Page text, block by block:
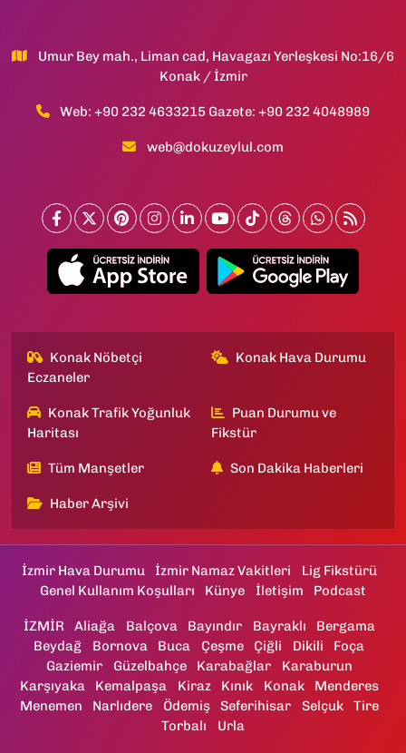
Umur Bey mah., Liman cad, Havagazı Yerleşkesi No:16/6
Konak / İzmir
Web: +90 232 4633215 Gazete: +90 232 4048989
web@dokuzeylul.com
Konak Nöbetçi
Eczaneler
Konak Hava Durumu
Konak Trafik Yoğunluk
Haritası
Puan Durumu ve
Fikstür
Tüm Manşetler Son Dakika Haberleri
Haber Arşivi
İzmir Hava Durumu İzmir Namaz Vakitleri
Lig Fikstürü
Genel Kullanım Koşulları
Künye İletişim Podcast
İZMİR Aliağa Balçova Bayındır Bayraklı
Bergama
Beydağ
Bornova Buca Çeşme Çiğli Dikili
Foça
Gaziemir
Güzelbahçe Karabağlar
Karaburun
Karşıyaka
Kemalpaşa Kiraz Kınık Konak
Menderes
Menemen
Narlıdere Ödemiş Seferihisar Selçuk
Tire
Torbalı
Urla